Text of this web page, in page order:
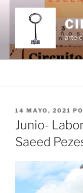
contenido
arte
PUBLICADO
EL
14 MAYO, 2021
Junio-
Saeed